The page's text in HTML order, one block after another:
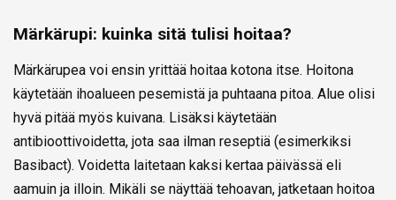
Märkärupi: kuinka sitä tulisi hoitaa?
Märkärupea voi ensin yrittää hoitaa kotona itse. Hoitona
käytetään ihoalueen pesemistä ja puhtaana pitoa. Alue olisi
hyvä pitää myös kuivana. Lisäksi käytetään
antibioottivoidetta, jota saa ilman reseptiä (esimerkiksi
Basibact). Voidetta laitetaan kaksi kertaa päivässä eli
aamuin ja illoin. Mikäli se näyttää tehoavan, jatketaan hoitoa